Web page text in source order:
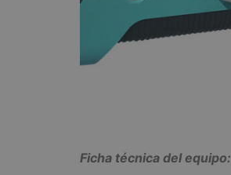
Ficha técnica del equipo: